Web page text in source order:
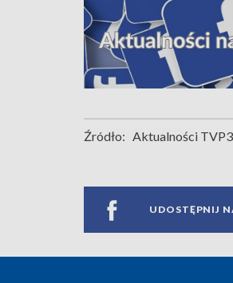
Źródło: Aktualności
UDOSTĘPNIJ